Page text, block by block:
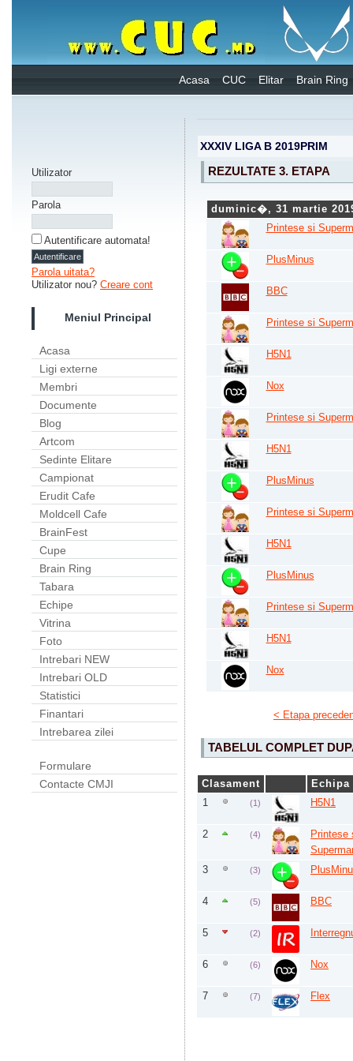
Acasa CUC Elitar Brain Ring
Utilizator
Parola
Autentificare automata!
Parola uitata?
Utilizator nou? Creare cont
Meniul Principal
Acasa
Ligi externe
Membri
Documente
Blog
Artcom
Sedinte Elitare
Campionat
Erudit Cafe
Moldcell Cafe
BrainFest
Cupe
Brain Ring
Tabara
Echipe
Vitrina
Foto
Intrebari NEW
Intrebari OLD
Statistici
Finantari
Intrebarea zilei
Formulare
Contacte CMJI
XXXIV LIGA B 2019PRIM
REZULTATE 3. ETAPA
duminic�, 31 martie
Printese si
PlusMinus
BBC
Printese si
H5N1
Nox
Printese si
H5N1
PlusMinus
Printese si
H5N1
PlusMinus
Printese si
H5N1
Nox
< Etapa
TABELUL COMPLET
Clasament
Echipa
1
(1) H5N1
2 (4)
Printese
3
(3)
4 (5) BBC
5 (2)
6 (6) Nox
7 (7) Flex